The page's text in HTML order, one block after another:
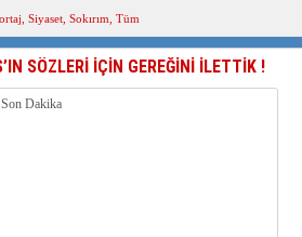
GARİP SANSÜR VE HADSIZ İHTAR
AYI,DOĞU TÜRKİSTAN İÇİN KATLİAM AYI
Siyaset, Sokırım Tüm
SÖZLERİ İÇİN GEREĞİNİ İLETTİK !